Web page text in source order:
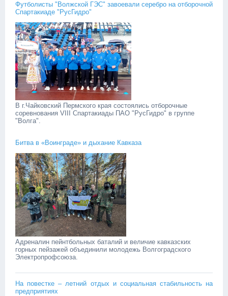
Футболисты "Волжской ГЭС" завоевали серебро на отборочной
Спартакиаде "РусГидро"
В г.Чайковский Пермского края состоялись отборочные
соревнования VIII Спартакиады ПАО "РусГидро" в группе
"Волга".
Битва в «Воинграде» и дыхание Кавказа
Адреналин пейнтбольных баталий и величие кавказских
горных пейзажей объединили молодежь Волгоградского
Электропрофсоюза.
На повестке – летний отдых и социальная стабильность на
предприятиях